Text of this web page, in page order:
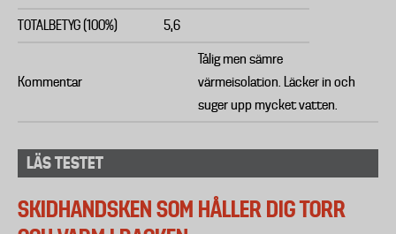
TOTALBETYG (100%) 5,6
Kommentar
Tålig men sämre
värmeisolation. Läcker in och
suger upp mycket vatten.
LÄS TESTET
SKIDHANDSKEN SOM HÅLLER DIG TORR